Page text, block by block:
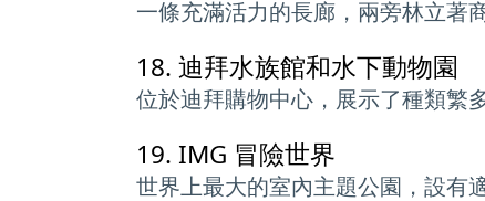
一條充滿活力的長廊，兩旁林立著
18. 迪拜水族館和水下動物園
位於迪拜購物中心，展示了種類繁
19. IMG 冒險世界
世界上最大的室內主題公園，設有